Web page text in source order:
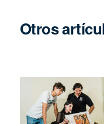
Otros